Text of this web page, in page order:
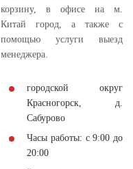
корзину, в офисе на м.
Китай город, а также с
помощью услуги выезд
менеджера.
городской округ
Красногорск, д.
Сабурово
Часы работы: с 9:00 до
20:00